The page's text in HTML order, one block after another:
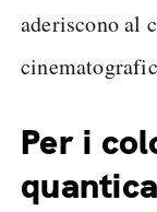
aderiscono al
Per i
quantica